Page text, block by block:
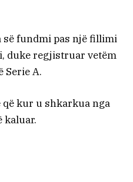
fundmi pas një fillimi
duke regjistruar vetëm
Serie A.
që kur u shkarkua nga
kaluar.